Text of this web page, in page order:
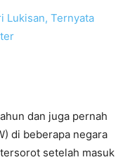
Lukisan, Ternyata
dan juga pernah
di beberapa negara
setelah masuk